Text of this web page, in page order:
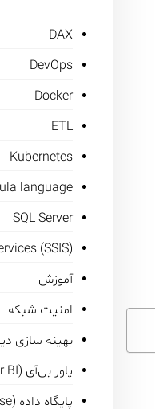
DAX
DevOps
Docker
ETL
Kubernetes
language
SQL Server
(SSIS)
آموزش
امنیت شبکه
بهینه سازی
پاور بی‌آی (Power BI)
پایگاه داده (Database)